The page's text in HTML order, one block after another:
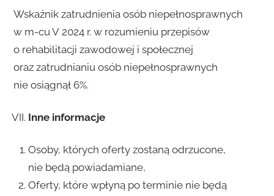
Wskaźnik zatrudnienia osób niepełnosprawnych
w m-cu V 2024 r. w rozumieniu przepisów
o rehabilitacji zawodowej i społecznej
oraz zatrudnianiu osób niepełnosprawnych
nie osiągnął 6%.
Inne informacje
Osoby, których oferty zostaną odrzucone,
nie będą powiadamiane,
Oferty, które wpłyną po terminie nie będą